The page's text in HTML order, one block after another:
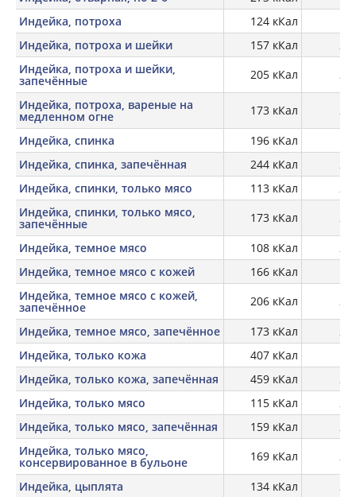
Индейка, потроха
124 кКал
Индейка, потроха и шейки
157 кКал
Индейка, потроха и шейки,
запечённые 205 кКал
Индейка, потроха, вареные на
медленном огне 173 кКал
Индейка, спинка
196 кКал
Индейка, спинка, запечённая
244 кКал
Индейка, спинки, только мясо
113 кКал
Индейка, спинки, только мясо,
запечённые 173 кКал
Индейка, темное мясо
108 кКал
Индейка, темное мясо с кожей
166 кКал
Индейка, темное мясо с кожей,
запечённое 206 кКал
Индейка, темное мясо, запечённое
173 кКал
Индейка, только кожа
407 кКал
Индейка, только кожа, запечённая
459 кКал
Индейка, только мясо
115 кКал
Индейка, только мясо, запечённая
159 кКал
Индейка, только мясо,
консервированное в бульоне 169 кКал
Индейка, цыплята
134 кКал